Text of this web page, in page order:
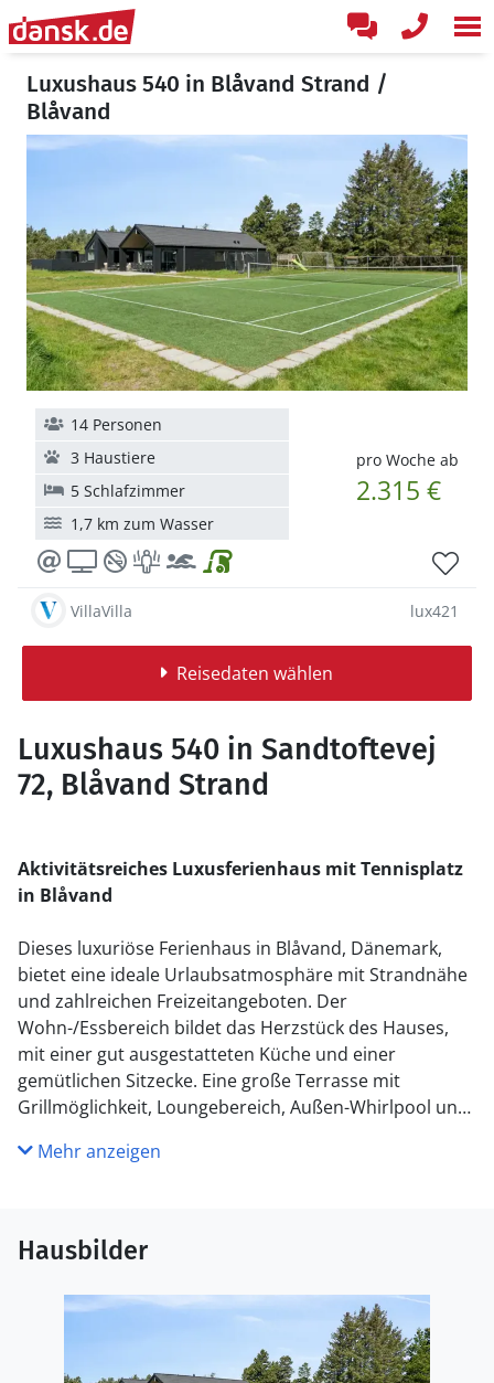
Luxushaus 540 in Blåvand Strand /
Blåvand
pro Woche ab
2.315 €
14 Personen
3 Haustiere
5 Schlafzimmer
1,7 km zum Wasser
VillaVilla lux421
Reisedaten wählen
Luxushaus 540 in Sandtoftevej
72, Blåvand Strand
Aktivitätsreiches Luxusferienhaus mit Tennisplatz
in Blåvand
Dieses luxuriöse Ferienhaus in Blåvand, Dänemark,
bietet eine ideale Urlaubsatmosphäre mit Strandnähe
und zahlreichen Freizeitangeboten. Der
Wohn-/Essbereich bildet das Herzstück des Hauses,
mit einer gut ausgestatteten Küche und einer
gemütlichen Sitzecke. Eine große Terrasse mit
Grillmöglichkeit, Loungebereich, Außen-Whirlpool und
können den hauseigenen Tennisplatz nutzen oder im
zusätzliche Schlafplätze auf dem Dachboden und zwei
Badezimmer. Ein vorgewärmter Pool sorgt für
Badespaß bei jedem Wetter. Bitte beachten Sie, dass
dieses VillaVilla-Haus nicht an Jugendgruppen
Mehr anzeigen
Hausbilder